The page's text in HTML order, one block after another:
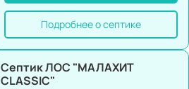
Подробнее о септике
Септик ЛОС "МАЛАХИТ
CLASSIC"